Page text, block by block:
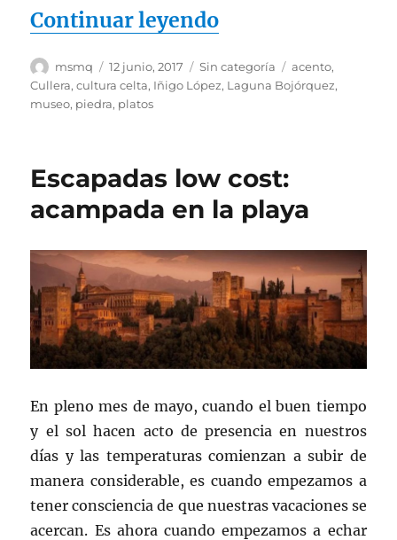
Continuar leyendo«Escapadas por
Autor
msmq
Publicado
el
12 junio, 2017 Categorías
Sin categoría Etiquetas
acento,
Cullera,cultura celta, Iñigo López, Laguna Bojórquez,
museo, piedra, platos
Escapadas low cost:
acampada en la playa
En pleno mes de mayo, cuando el buen tiempo
y el sol hacen acto de presencia en nuestros
días y las temperaturas comienzan a subir de
manera considerable, es cuando empezamos a
tener consciencia de que nuestras vacaciones se
acercan. Es ahora cuando empezamos a echar